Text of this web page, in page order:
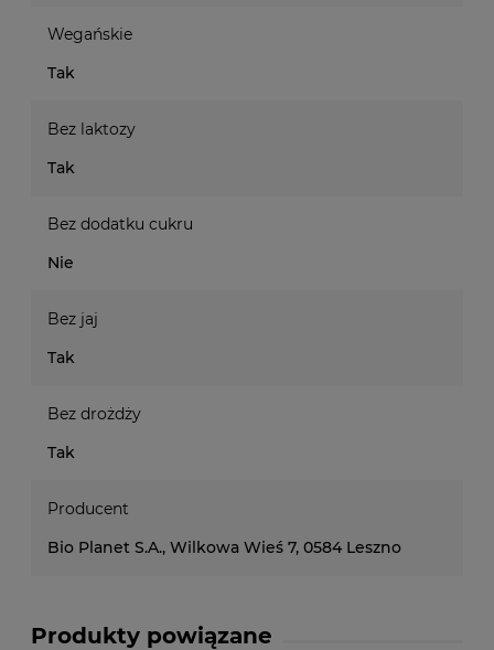
Wegańskie
Tak
Bez laktozy
Tak
Bez dodatku cukru
Nie
Bez jaj
Tak
Bez drożdży
Tak
Producent
Bio Planet S.A., Wilkowa Wieś 7, 0584 Leszno
Produkty powiązane